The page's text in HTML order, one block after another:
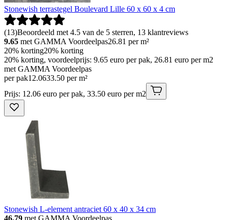
Stonewish terrastegel Boulevard Lille 60 x 60 x 4 cm
(13)Beoordeeld met 4.5 van de 5 sterren, 13 klantreviews
9.65 met GAMMA Voordeelpas26.81 per m²
20% korting20% korting
20% korting, voordeelprijs: 9.65 euro per pak, 26.81 euro per m2
met GAMMA Voordeelpas
per pak12.0633.50 per m²
Prijs: 12.06 euro per pak, 33.50 euro per m2
Stonewish L-element antraciet 60 x 40 x 34 cm
46.79 met GAMMA Voordeelpas